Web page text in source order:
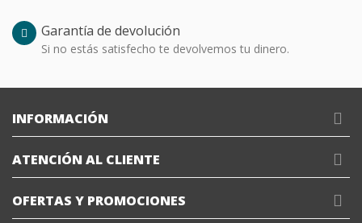
Garantía de devolución
Si no estás satisfecho te devolvemos tu dinero.
INFORMACIÓN
ATENCIÓN AL CLIENTE
OFERTAS Y PROMOCIONES